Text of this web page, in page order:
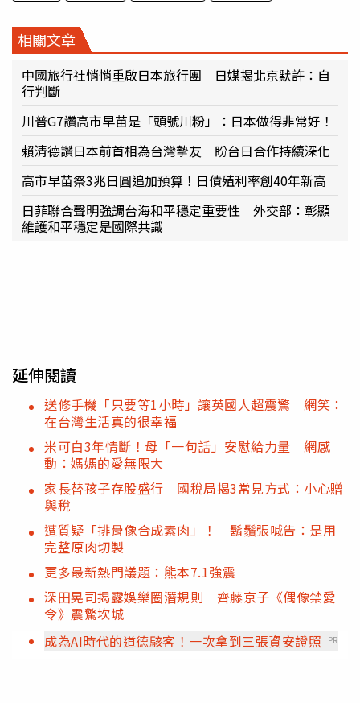
相關文章
中國旅行社悄悄重啟日本旅行團 日媒揭北京默許：自
行判斷
川普G7讚高市早苗是「頭號川粉」：日本做得非常好！
賴清德讚日本前首相為台灣摯友 盼台日合作持續深化
高市早苗祭3兆日圓追加預算！日債殖利率創40年新高
日菲聯合聲明強調台海和平穩定重要性 外交部：彰顯
維護和平穩定是國際共識
延伸閱讀
送修手機「只要等1小時」讓英國人超震驚 網笑：
在台灣生活真的很幸福
米可白3年情斷！母「一句話」安慰給力量 網感
動：媽媽的愛無限大
家長替孩子存股盛行 國稅局揭3常見方式：小心贈
與稅
遭質疑「排骨像合成素肉」！ 鬍鬚張喊告：是用
完整原肉切製
更多最新熱門議題：熊本7.1強震
深田晃司揭露娛樂圈潛規則 齊藤京子《偶像禁愛
令》震驚坎城
成為AI時代的道德駭客！一次拿到三張資安證照
PR